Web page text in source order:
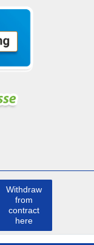
Withdraw
from
contract
here